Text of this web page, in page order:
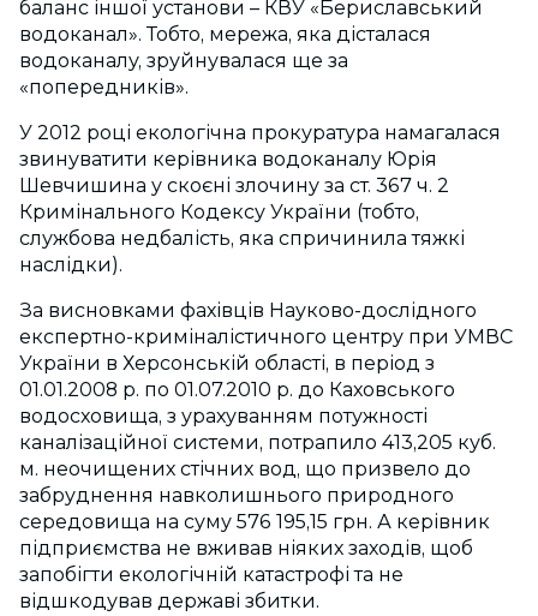
баланс іншої установи – КВУ «Бериславський
водоканал». Тобто, мережа, яка дісталася
водоканалу, зруйнувалася ще за
«попередників».
У 2012 році екологічна прокуратура намагалася
звинуватити керівника водоканалу Юрія
Шевчишина у скоєні злочину за ст. 367 ч. 2
Кримінального Кодексу України (тобто,
службова недбалість, яка спричинила тяжкі
наслідки).
За висновками фахівців Науково-дослідного
експертно-криміналістичного центру при УМВС
України в Херсонській області, в період з
01.01.2008 р. по 01.07.2010 р. до Каховського
водосховища, з урахуванням потужності
каналізаційної системи, потрапило 413,205 куб.
м. неочищених стічних вод, що призвело до
забруднення навколишнього природного
середовища на суму 576 195,15 грн. А керівник
підприємства не вживав ніяких заходів, щоб
запобігти екологічній катастрофі та не
відшкодував державі збитки.